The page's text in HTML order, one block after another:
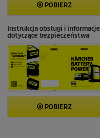
POBIERZ
Instrukcja obsługi i informacje
dotyczące bezpieczeństwa
POBIERZ